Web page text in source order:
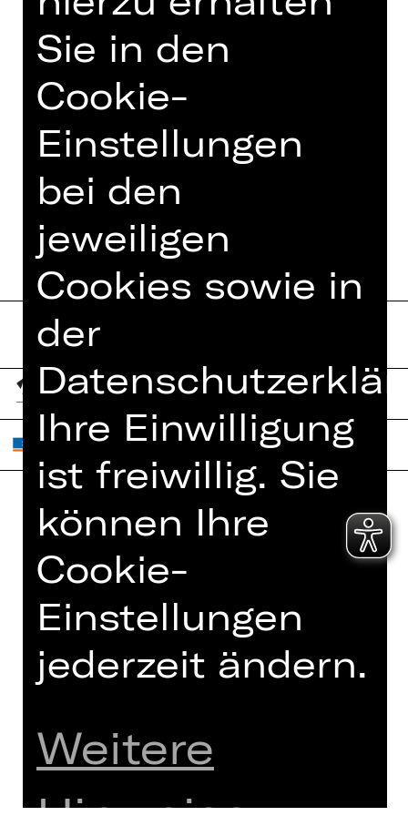
it.
TEAM
TERMINE UND BESETZUNG
Home
Spielplan
Künstler*innen
Newsletter
Kartenkauf
Abos 26/27
Kontakt
Jobs
Interner Bereich
AGB
Datenschutz
Sie in den
Cookie-
Einstellungen
bei den
jeweiligen
Cookies sowie in
der
Ihre Einwilligung
ist freiwillig. Sie
können Ihre
Cookie-
Einstellungen
jederzeit ändern.
Weitere